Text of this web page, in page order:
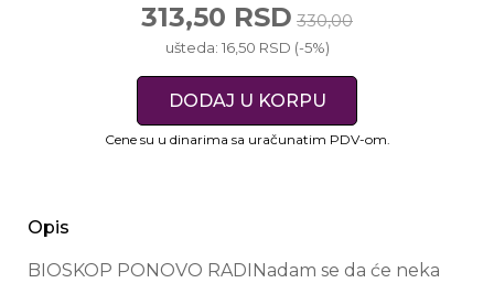
313,50 RSD 330,00
ušteda: 16,50 RSD (-5%)
DODAJ U KORPU
Cene su u dinarima sa uračunatim PDV-om.
Opis
BIOSKOP PONOVO RADINadam se da će neka